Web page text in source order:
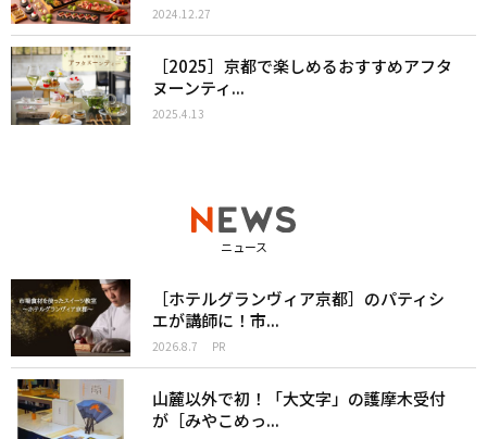
2024.12.27
［2025］京都で楽しめるおすすめアフタ
ヌーンティ...
2025.4.13
ニュース
［ホテルグランヴィア京都］のパティシ
エが講師に！市...
2026.8.7 PR
山麓以外で初！「大文字」の護摩木受付
が［みやこめっ...